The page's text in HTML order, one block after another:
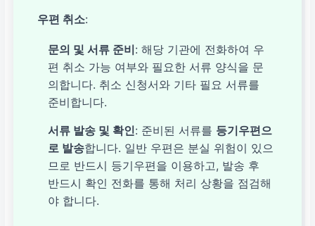
우편 취소:
문의 및 서류 준비: 해당 기관에 전화하여 우
편 취소 가능 여부와 필요한 서류 양식을 문
의합니다. 취소 신청서와 기타 필요 서류를
준비합니다.
서류 발송 및 확인: 준비된 서류를 등기우편으
로 발송합니다. 일반 우편은 분실 위험이 있으
므로 반드시 등기우편을 이용하고, 발송 후
반드시 확인 전화를 통해 처리 상황을 점검해
야 합니다.